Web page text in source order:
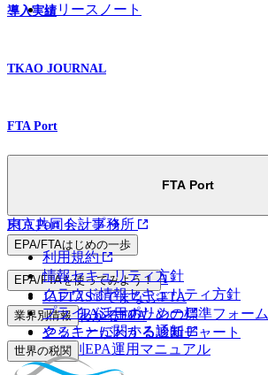
リリースノート
導入実績
TKAO JOURNAL
FTA Port
FTA Port
FTA Port トップ
EPA/FTAはじめの一歩
マンガでわかるEPA
JAFTAS®でまなぶFTA
5分でわかるEPA
EPA/FTAを使ってみよう！
EPA/FTA活用のための標準フォーム
やることがわかる診断チャート
業界別情報
業界別EPA運用マニュアル
世界の税関
東京共同会計事務所
利用規約
情報セキュリティ方針
クラウド情報セキュリティ方針
プライバシーポリシー
クッキーに関する通知